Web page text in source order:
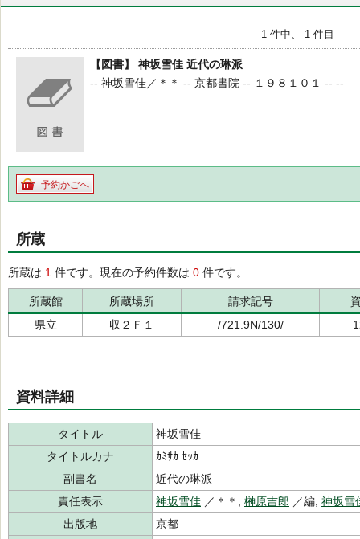
1 件中、 1 件目
【図書】 神坂雪佳 近代の琳派
-- 神坂雪佳／＊＊ -- 京都書院 -- １９８１０１ -- --
予約かごへ
所蔵
所蔵は 1 件です。現在の予約件数は 0 件です。
所蔵館 所蔵場所 請求記号
県立
収２Ｆ１ /721.9N/130/
資料詳細
タイトル
神坂雪佳
タイトルカナ
ｶﾐｻｶ ｾｯｶ
副書名
近代の琳派
責任表示
神坂雪佳 ／＊＊, 榊原吉郎 ／編, 神坂雪
出版地
京都